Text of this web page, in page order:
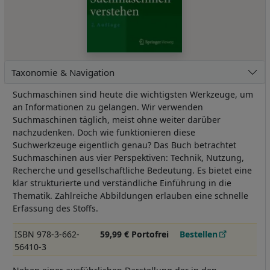
Taxonomie & Navigation
Suchmaschinen sind heute die wichtigsten Werkzeuge, um
an Informationen zu gelangen. Wir verwenden
Suchmaschinen täglich, meist ohne weiter darüber
nachzudenken. Doch wie funktionieren diese
Suchwerkzeuge eigentlich genau? Das Buch betrachtet
Suchmaschinen aus vier Perspektiven: Technik, Nutzung,
Recherche und gesellschaftliche Bedeutung. Es bietet eine
klar strukturierte und verständliche Einführung in die
Thematik. Zahlreiche Abbildungen erlauben eine schnelle
Erfassung des Stoffs.
ISBN 978-3-662-
56410-3
59,99 € Portofrei Bestellen